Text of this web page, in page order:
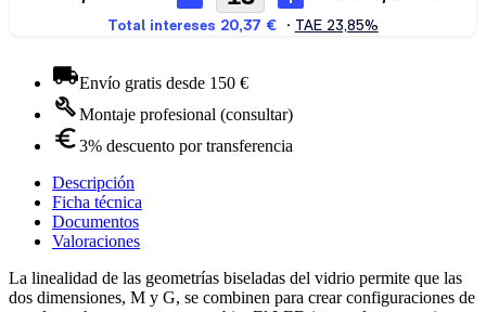
Envío gratis desde 150 €
Montaje profesional (consultar)
3% descuento por transferencia
Descripción
Ficha técnica
Documentos
Valoraciones
La linealidad de las geometrías biseladas del vidrio permite que las
dos dimensiones, M y G, se combinen para crear configuraciones de